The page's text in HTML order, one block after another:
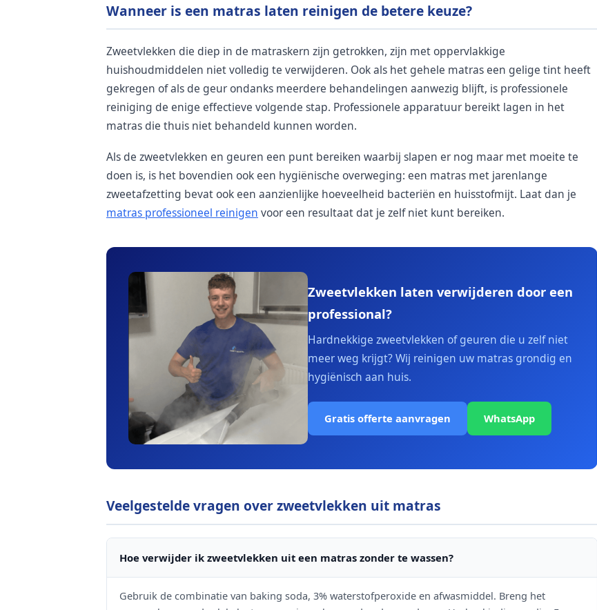
Wanneer is een matras laten reinigen de betere keuze?
Zweetvlekken die diep in de matraskern zijn getrokken, zijn met oppervlakkige
huishoudmiddelen niet volledig te verwijderen. Ook als het gehele matras een gelige tint heeft
gekregen of als de geur ondanks meerdere behandelingen aanwezig blijft, is professionele
reiniging de enige effectieve volgende stap. Professionele apparatuur bereikt lagen in het
matras die thuis niet behandeld kunnen worden.
Als de zweetvlekken en geuren een punt bereiken waarbij slapen er nog maar met moeite te
doen is, is het bovendien ook een hygiënische overweging: een matras met jarenlange
zweetafzetting bevat ook een aanzienlijke hoeveelheid bacteriën en huisstofmijt. Laat dan je
matras professioneel reinigen voor een resultaat dat je zelf niet kunt bereiken.
Zweetvlekken laten verwijderen door een
professional?
Hardnekkige zweetvlekken of geuren die u zelf niet
meer weg krijgt? Wij reinigen uw matras grondig en
hygiënisch aan huis.
Gratis offerte aanvragen WhatsApp
Veelgestelde vragen over zweetvlekken uit matras
Hoe verwijder ik zweetvlekken uit een matras zonder te wassen?
Gebruik de combinatie van baking soda, 3% waterstofperoxide en afwasmiddel. Breng het